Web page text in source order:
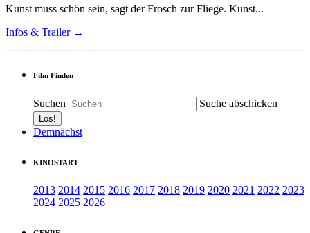
Kunst muss schön sein, sagt der Frosch zur Fliege. Kunst...
Infos & Trailer →
Film Finden
Suchen Suche abschicken
Demnächst
KINOSTART
2013 2014 2015 2016 2017 2018 2019 2020 2021 2022 2023
2024 2025 2026